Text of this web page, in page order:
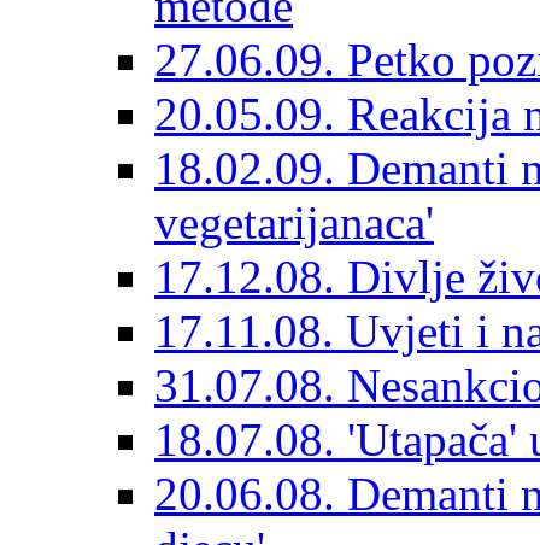
27.06.09. Petko
20.05.09. Reakcija
18.02.09. Demanti
vegetarijanaca'
17.12.08. Divlje
17.11.08. Uvjeti i
31.07.08.
18.07.08.
20.06.08. Demanti